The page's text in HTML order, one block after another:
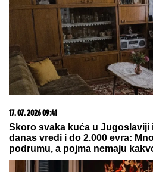
Šta dete nasleđuje od oca, a šta
treba da znate o genetici
03. 08. 2026 13:23